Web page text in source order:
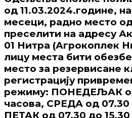
од 11.03.2024.године,
месеци, радно место
преселити на адресу
01 Нитра (Агрокоплек
лицу места бити
место за резервисане
регистрацију
режиму: ПОНЕДЕЉАК
часова, СРЕДА од 07.30
ПЕТАК од 07.30 до 15.30